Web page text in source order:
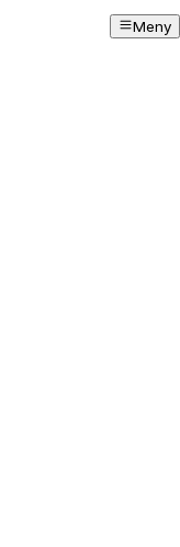
Meny